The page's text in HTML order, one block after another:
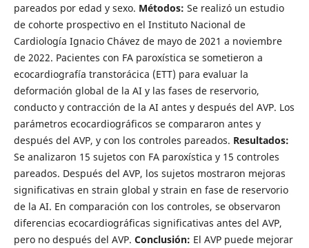
pareados por edad y sexo. Métodos: Se realizó un estudio
de cohorte prospectivo en el Instituto Nacional de
Cardiología Ignacio Chávez de mayo de 2021 a noviembre
de 2022. Pacientes con FA paroxística se sometieron a
ecocardiografía transtorácica (ETT) para evaluar la
deformación global de la AI y las fases de reservorio,
conducto y contracción de la AI antes y después del AVP. Los
parámetros ecocardiográficos se compararon antes y
después del AVP, y con los controles pareados. Resultados:
Se analizaron 15 sujetos con FA paroxística y 15 controles
pareados. Después del AVP, los sujetos mostraron mejoras
significativas en strain global y strain en fase de reservorio
de la AI. En comparación con los controles, se observaron
diferencias ecocardiográficas significativas antes del AVP,
pero no después del AVP. Conclusión: El AVP puede mejorar